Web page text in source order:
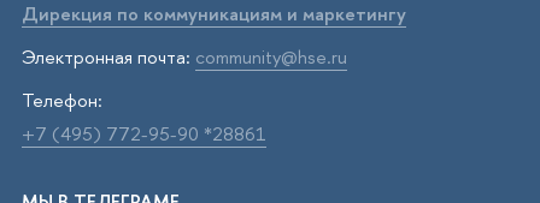
Дирекция по коммуникациям и маркетингу
Электронная почта: community@hse.ru
Телефон:
+7 (495) 772-95-90 *28861